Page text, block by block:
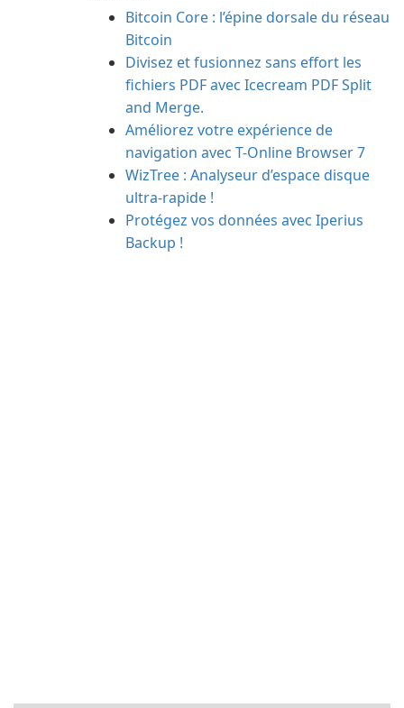
Bitcoin Core : l’épine dorsale du réseau
Bitcoin
Divisez et fusionnez sans effort les
fichiers PDF avec Icecream PDF Split
and Merge.
Améliorez votre expérience de
navigation avec T-Online Browser 7
WizTree : Analyseur d’espace disque
ultra-rapide !
Protégez vos données avec Iperius
Backup !